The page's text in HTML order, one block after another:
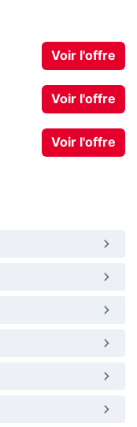
Voir l'offre
Voir l'offre
Voir l'offre